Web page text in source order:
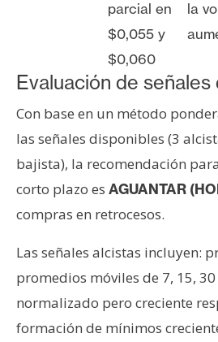
parcial en
$0,055 y
$0,060
la
Evaluación de
Con base en un método
las señales disponibles (3
bajista), la recomendación para
corto plazo es AGUANTAR
compras en retrocesos.
Las señales alcistas incluyen:
promedios móviles de 7, 15,
normalizado pero creciente
formación de mínimos